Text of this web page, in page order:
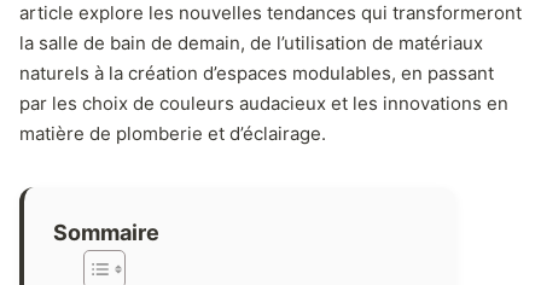
article explore les nouvelles tendances qui transformeront
la salle de bain de demain, de l’utilisation de matériaux
naturels à la création d’espaces modulables, en passant
par les choix de couleurs audacieux et les innovations en
matière de plomberie et d’éclairage.
Sommaire